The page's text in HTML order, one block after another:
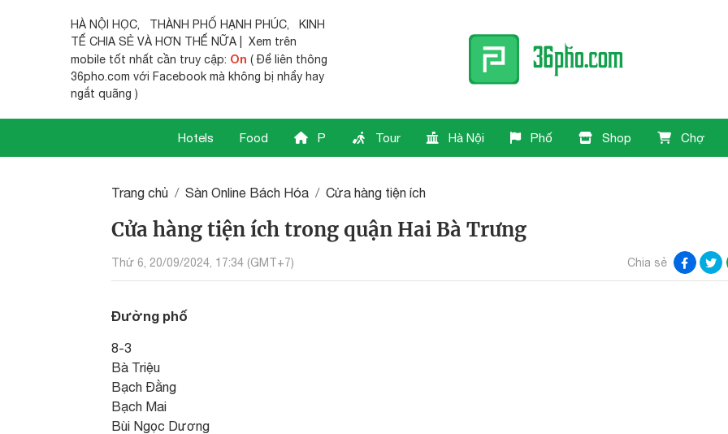
HÀ NỘI HỌC, THÀNH PHỐ HẠNH PHÚC,
KINH
TẾ CHIA SẺ VÀ HƠN THẾ NỮA | Xem trên
mobile tốt nhất cần truy cập: On ( Để liên thông
36pho.com với Facebook mà không bị nhẩy hay
ngắt quãng )
Hotels Food P Tour Hà Nội Phố Shop Chợ
Trang chủ Sàn Online Bách Hóa Cửa hàng tiện ích
Cửa hàng tiện ích trong quận Hai Bà Trưng
Thứ 6, 20/09/2024, 17:34 (GMT+7) Chia sẻ
Đường phố
8-3
Bà Triệu
Bạch Đằng
Bạch Mai
Bùi Ngọc Dương